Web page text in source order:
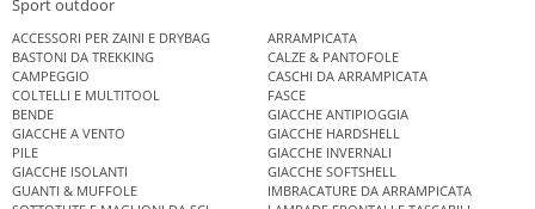
Sport outdoor
ACCESSORI PER ZAINI E DRYBAG
ARRAMPICATA
BASTONI DA TREKKING
CALZE & PANTOFOLE
CAMPEGGIO
CASCHI DA ARRAMPICATA
COLTELLI E MULTITOOL
FASCE
BENDE
GIACCHE ANTIPIOGGIA
GIACCHE A VENTO
GIACCHE HARDSHELL
PILE
GIACCHE INVERNALI
GIACCHE ISOLANTI
GIACCHE SOFTSHELL
GUANTI & MUFFOLE
IMBRACATURE DA ARRAMPICATA